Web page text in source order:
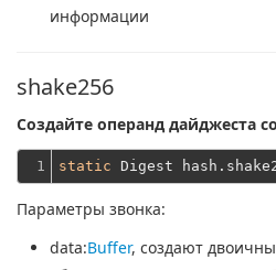
информации
shake256
Создайте операнд дайджеста
1 static
Параметры звонка:
data:Buffer, создают